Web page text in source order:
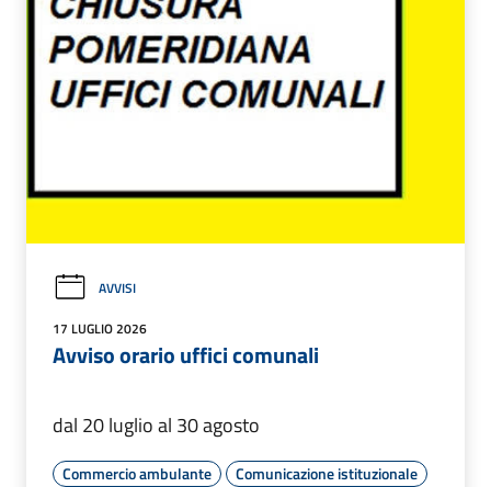
AVVISI
17 LUGLIO 2026
Avviso orario uffici comunali
dal 20 luglio al 30 agosto
Commercio ambulante Comunicazione istituzionale